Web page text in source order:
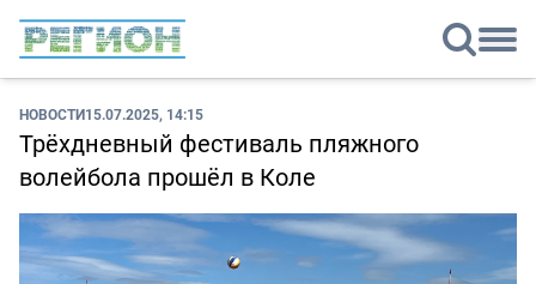
НОВОСТИ15.07.2025, 14:15
Трёхдневный фестиваль пляжного
волейбола прошёл в Коле